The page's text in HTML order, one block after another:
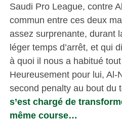
Saudi Pro League, contre
commun entre ces deux
assez surprenante, durant
léger temps d’arrêt, et qui
à quoi il nous a habitué
Heureusement pour lui, Al-
second penalty au bout du
s’est chargé de
même course…